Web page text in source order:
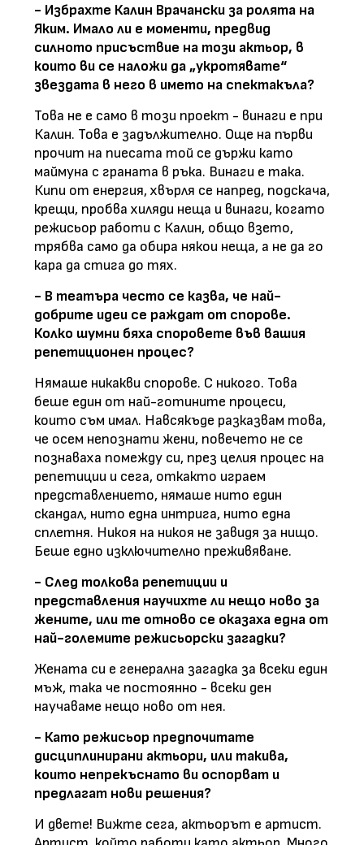
- Избрахте Калин Врачански за ролята на
Яким. Имало ли е моменти, предвид
силното присъствие на този актьор, в
които ви се наложи да „укротявате“
звездата в него в името на спектакъла?
Това не е само в този проект - винаги е при
Калин. Това е задължително. Още на първи
прочит на пиесата той се държи като
маймуна с граната в ръка. Винаги е така.
Кипи от енергия, хвърля се напред, подскача,
крещи, пробва хиляди неща и винаги, когато
режисьор работи с Калин, общо взето,
трябва само да обира някои неща, а не да го
кара да стига до тях.
- В театъра често се казва, че най-
добрите идеи се раждат от спорове.
Колко шумни бяха споровете във вашия
репетиционен процес?
Нямаше никакви спорове. С никого. Това
беше един от най-готините процеси,
които съм имал. Навсякъде разказвам това,
че осем непознати жени, повечето не се
познаваха помежду си, през целия процес на
репетиции и сега, откакто играем
представлението, нямаше нито един
скандал, нито една интрига, нито една
сплетня. Никоя на никоя не завидя за нищо.
Беше едно изключително преживяване.
- След толкова репетиции и
представления научихте ли нещо ново за
жените, или те отново се оказаха една от
най-големите режисьорски загадки?
Жената си е генерална загадка за всеки един
мъж, така че постоянно - всеки ден
научаваме нещо ново от нея.
- Като режисьор предпочитате
дисциплинирани актьори, или такива,
които непрекъснато ви оспорват и
предлагат нови решения?
И двете! Вижте сега, актьорът е артист.